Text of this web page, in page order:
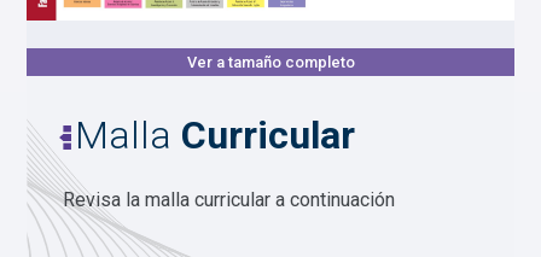
Malla Curricular
Revisa la malla curricular a continuación
Ver a tamaño completo